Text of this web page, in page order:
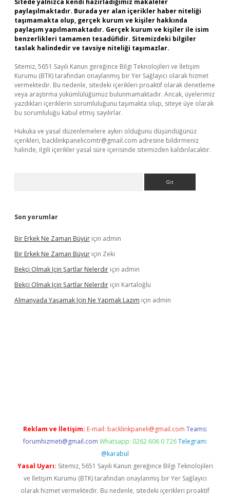
Sitede yalnızca kendi hazırladığımız makaleler
paylaşılmaktadır. Burada yer alan içerikler haber niteliği
taşımamakta olup, gerçek kurum ve kişiler hakkında
paylaşım yapılmamaktadır. Gerçek kurum ve kişiler ile isim
benzerlikleri tamamen tesadüfidir. Sitemizdeki bilgiler
taslak halindedir ve tavsiye niteliği taşımazlar.
Sitemiz, 5651 Sayılı Kanun gereğince Bilgi Teknolojileri ve İletişim
Kurumu (BTK) tarafından onaylanmış bir Yer Sağlayıcı olarak hizmet
vermektedir. Bu nedenle, sitedeki içerikleri proaktif olarak denetleme
veya araştırma yükümlülüğümüz bulunmamaktadır. Ancak, üyelerimiz
yazdıkları içeriklerin sorumluluğunu taşımakta olup, siteye üye olarak
bu sorumluluğu kabul etmiş sayılırlar.
Hukuka ve yasal düzenlemelere aykırı olduğunu düşündüğünüz
içerikleri, backlinkpanelicomtr@gmail.com adresine bildirmeniz
halinde, ilgili içerikler yasal süre içerisinde sitemizden kaldırılacaktır.
Son yorumlar
Bir Erkek Ne Zaman Büyür için admin
Bir Erkek Ne Zaman Büyür için Zeki
Bekçi Olmak Için Şartlar Nelerdir için admin
Bekçi Olmak Için Şartlar Nelerdir için Kartaloğlu
Almanyada Yaşamak Için Ne Yapmak Lazım için admin
Reklam ve İletişim: E-mail: backlinkpaneli@gmail.com Teams:
forumhizmeti@gmail.com Whatsapp: 0262 606 0 726 Telegram:
@karabul
Yasal Uyarı: Sitemiz, 5651 Sayılı Kanun gereğince Bilgi Teknolojileri
ve İletişim Kurumu (BTK) tarafından onaylanmış bir Yer Sağlayıcı
olarak hizmet vermektedir. Bu nedenle, sitedeki içerikleri proaktif